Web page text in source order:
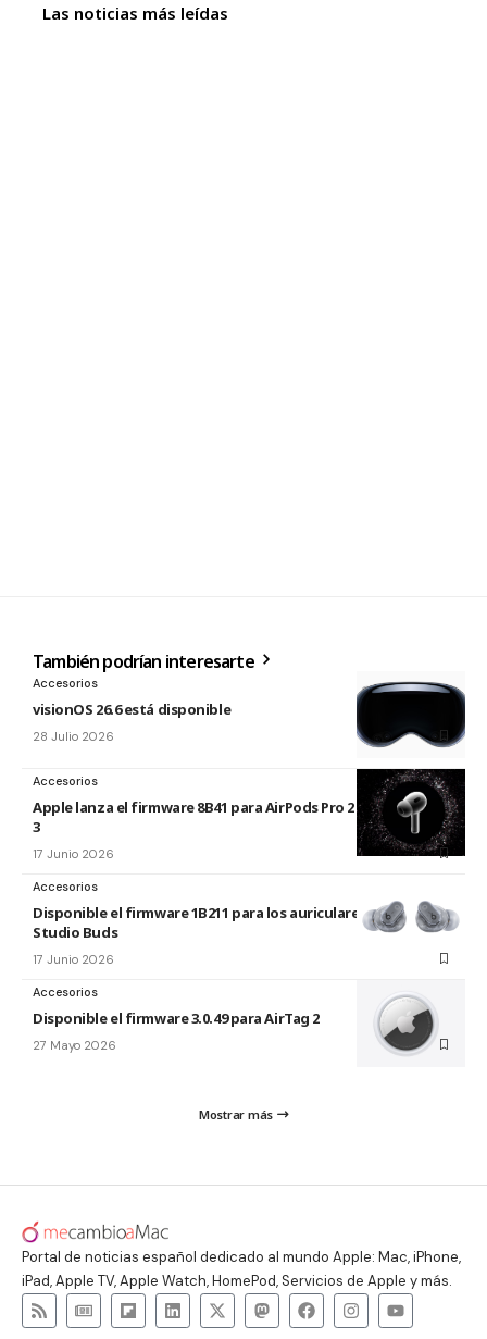
Las noticias más leídas
También podrían interesarte
Accesorios
visionOS 26.6 está disponible
28 Julio 2026
Accesorios
Apple lanza el firmware 8B41 para AirPods Pro 2 y AirPods Pro
3
17 Junio 2026
Accesorios
Disponible el firmware 1B211 para los auriculares Beats
Studio Buds
17 Junio 2026
Accesorios
Disponible el firmware 3.0.49 para AirTag 2
27 Mayo 2026
Mostrar más
Portal de noticias español dedicado al mundo Apple: Mac, iPhone,
iPad, Apple TV, Apple Watch, HomePod, Servicios de Apple y más.